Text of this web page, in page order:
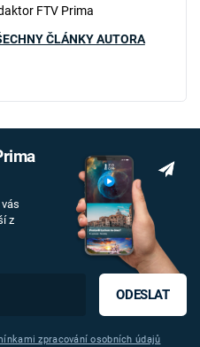
FTV Prima
ČLÁNKY AUTORA
z
ODESLAT
zpracování osobních údajů